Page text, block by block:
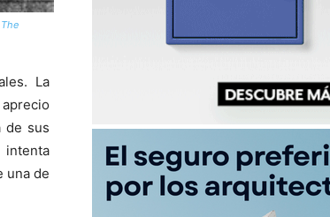
La
de sus
una de